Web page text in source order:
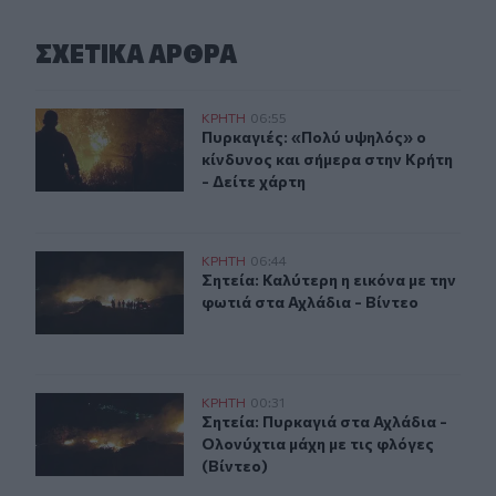
ΣΧΕΤΙΚA AΡΘΡΑ
Πυρκαγιές: «Πολύ υψηλός» ο κίνδυνος και σήμερα
ΚΡΗΤΗ 06:55
Πυρκαγιές: «Πολύ υψηλός» ο
Πυρκαγιές: «Πολύ υψηλός» ο
κίνδυνος και σήμερα στην Κρήτη
- Δείτε χάρτη
Σητεία: Καλύτερη η εικόνα με την φωτιά στα Αχλάδια -
ΚΡΗΤΗ 06:44
Σητεία: Καλύτερη η εικόνα με την
Σητεία: Καλύτερη η εικόνα με την
φωτιά στα Αχλάδια - Βίντεο
Σητεία: Πυρκαγιά στα Αχλάδια - Ολονύχτια μάχη με τις
ΚΡΗΤΗ 00:31
Σητεία: Πυρκαγιά στα Αχλάδια -
Σητεία: Πυρκαγιά στα Αχλάδια -
Ολονύχτια μάχη με τις φλόγες
(Βίντεο)